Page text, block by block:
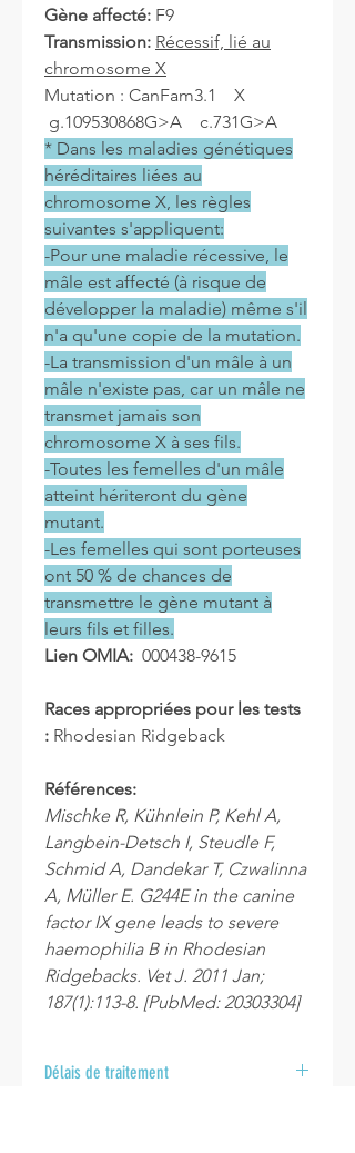
Gène affecté: F9
Transmission: Récessif, lié au
chromosome X
Mutation : CanFam3.1 X
g.109530868G>A c.731G>A
* Dans les maladies génétiques
héréditaires liées au
chromosome X, les règles
suivantes s'appliquent:
-Pour une maladie récessive, le
mâle est affecté (à risque de
développer la maladie) même s'il
n'a qu'une copie de la mutation.
-La transmission d'un mâle à un
mâle n'existe pas, car un mâle ne
transmet jamais son
chromosome X à ses fils.
-Toutes les femelles d'un mâle
atteint hériteront du gène
mutant.
-Les femelles qui sont porteuses
ont 50 % de chances de
transmettre le gène mutant à
leurs fils et filles.
Lien OMIA: 000438-9615
Races appropriées pour les tests
: Rhodesian Ridgeback
Références:
Mischke R, Kühnlein P, Kehl A,
Langbein-Detsch I, Steudle F,
Schmid A, Dandekar T, Czwalinna
A, Müller E. G244E in the canine
factor IX gene leads to severe
haemophilia B in Rhodesian
Ridgebacks. Vet J. 2011 Jan;
187(1):113-8. [PubMed: 20303304]
Délais de traitement